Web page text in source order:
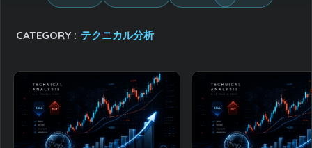
CATEGORY : テクニカル分析